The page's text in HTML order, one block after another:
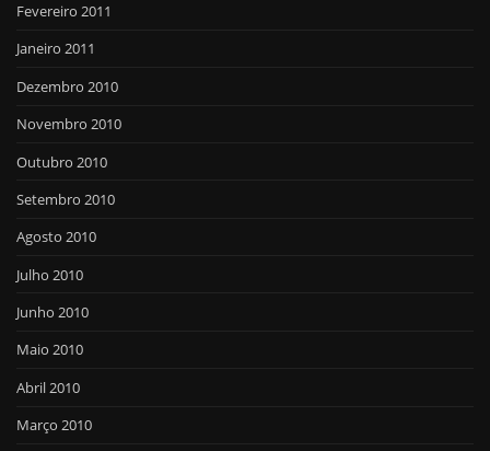
Fevereiro 2011
Janeiro 2011
Dezembro 2010
Novembro 2010
Outubro 2010
Setembro 2010
Agosto 2010
Julho 2010
Junho 2010
Maio 2010
Abril 2010
Março 2010